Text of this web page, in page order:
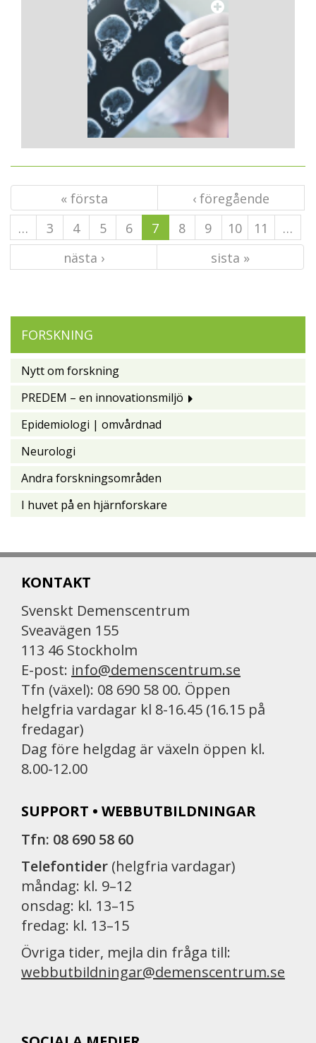
« första
‹ föregående
…
3 4 5 6 7 8 9 10 11
…
nästa ›
sista »
FORSKNING
Nytt om forskning
PREDEM – en innovationsmiljö
Epidemiologi | omvårdnad
Neurologi
Andra forskningsområden
I huvet på en hjärnforskare
KONTAKT
Svenskt Demenscentrum
Sveavägen 155
113 46 Stockholm
E-post: info@demenscentrum.se
Tfn (växel): 08 690 58 00. Öppen
helgfria vardagar kl 8-16.45 (16.15 på
fredagar)
Dag före helgdag är växeln öppen kl.
8.00-12.00
SUPPORT • WEBBUTBILDNINGAR
Tfn: 08 690 58 60
Telefontider (helgfria vardagar)
måndag: kl. 9–12
onsdag: kl. 13–15
fredag: kl. 13–15
Övriga tider, mejla din fråga till:
webbutbildningar@demenscentrum.se